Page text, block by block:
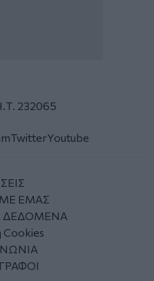
232065
TwitterYoutube
ΜΕ ΕΜΑΣ
ΔΕΔΟΜΕΝΑ
Cookies